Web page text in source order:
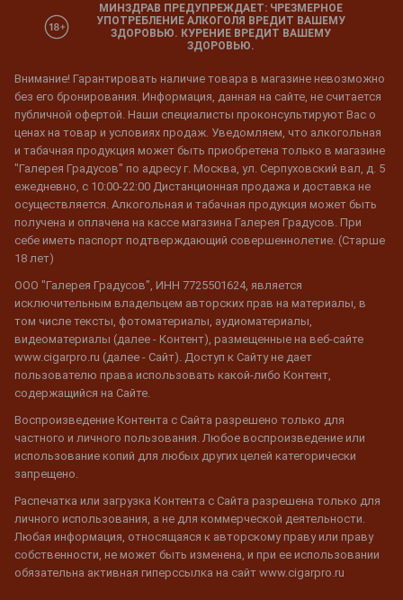
МИНЗДРАВ ПРЕДУПРЕЖДАЕТ: ЧРЕЗМЕРНОЕ
УПОТРЕБЛЕНИЕ АЛКОГОЛЯ ВРЕДИТ ВАШЕМУ
ЗДОРОВЬЮ. КУРЕНИЕ ВРЕДИТ ВАШЕМУ
ЗДОРОВЬЮ.
Внимание! Гарантировать наличие товара в магазине невозможно
без его бронирования. Информация, данная на сайте, не считается
публичной офертой. Наши специалисты проконсультируют Вас о
ценах на товар и условиях продаж. Уведомляем, что алкогольная
и табачная продукция может быть приобретена только в магазине
"Галерея Градусов" по адресу г. Москва, ул. Серпуховский вал, д. 5
ежедневно, с 10:00-22:00 Дистанционная продажа и доставка не
осуществляется. Алкогольная и табачная продукция может быть
получена и оплачена на кассе магазина Галерея Градусов. При
себе иметь паспорт подтверждающий совершеннолетие. (Старше
18 лет)
ООО "Галерея Градусов", ИНН 7725501624, является
исключительным владельцем авторских прав на материалы, в
том числе тексты, фотоматериалы, аудиоматериалы,
видеоматериалы (далее - Контент), размещенные на веб-сайте
www.cigarpro.ru (далее - Сайт). Доступ к Сайту не дает
пользователю права использовать какой-либо Контент,
содержащийся на Сайте.
Воспроизведение Контента с Сайта разрешено только для
частного и личного пользования. Любое воспроизведение или
использование копий для любых других целей категорически
запрещено.
Распечатка или загрузка Контента с Сайта разрешена только для
личного использования, а не для коммерческой деятельности.
Любая информация, относящаяся к авторскому праву или праву
собственности, не может быть изменена, и при ее использовании
обязательна активная гиперссылка на сайт www.cigarpro.ru